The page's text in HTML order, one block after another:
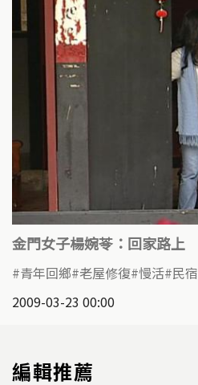
金門女子楊婉苓：回家路上
青年回鄉 老屋修復 慢活 民宿
2009-03-23 00:00
編輯推薦